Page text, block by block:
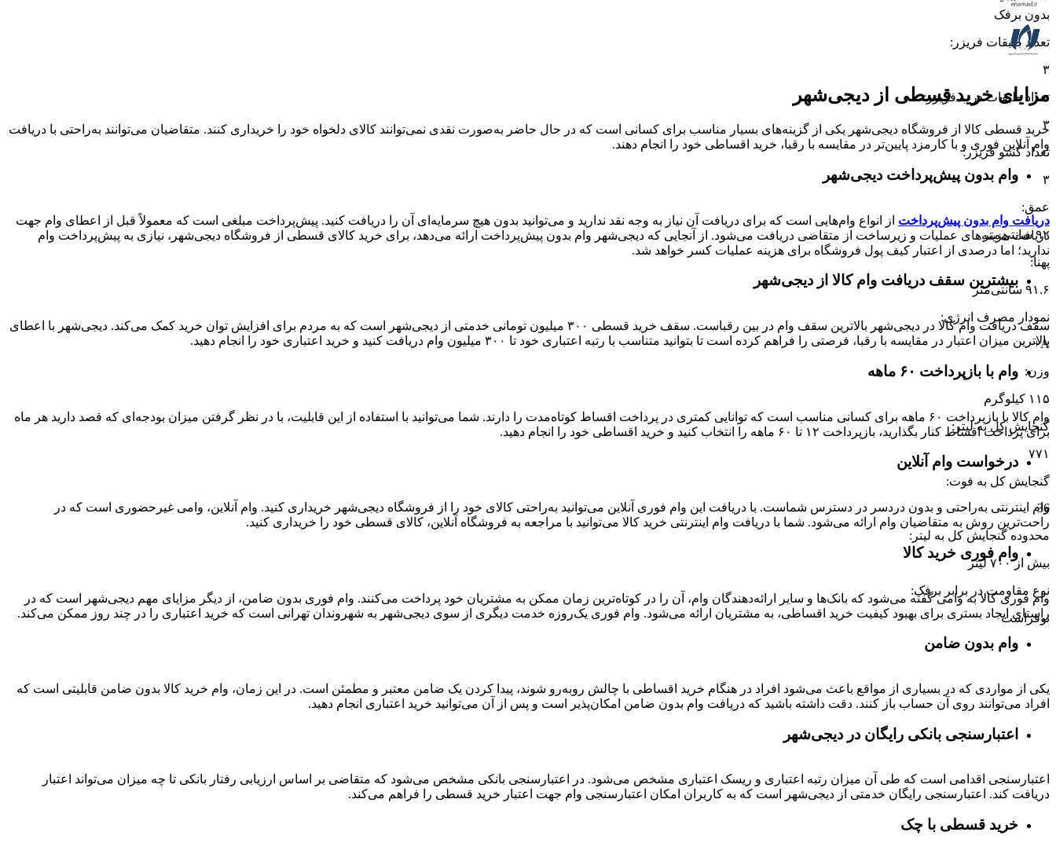
بدون برفک
تعداد طبقات فریزر :
۳
تعداد طبقات درب فریزر:
۳
تعداد کشو فریزر:
۳
عمق:
۹۲ سانتی‌متر
پهنا:
۹۱.۶ سانتی‌متر
نمودار مصرف انرژی:
A+
وزن:
۱۱۵ کیلوگرم
گنجایش کل به لیتر :
۷۷۱
گنجایش کل به فوت:
36
محدوده گنجایش کل به لیتر :
بیش از ۷۰۰ لیتر
نوع مقاومت در برابر برفک:
نوفراست
مزایای خرید قسطی از دیجی‌شهر
خرید قسطی کالا از فروشگاه دیجی‌شهر یکی از گزینه‌های بسیار مناسب برای کسانی است که در حال حاضر به‌صورت نقدی نمی‌توانند کالای دلخواه خود را خریداری کنند. متقاضیان می‌توانند به‌راحتی با دریافت
وام آنلاین فوری و با کارمزد پایین‌تر در مقایسه با رقبا، خرید اقساطی خود را انجام دهند.
وام بدون پیش‌پرداخت‌ دیجی‌شهر
دریافت وام بدون پیش‌پرداخت از انواع وام‌هایی است که برای دریافت آن نیاز به وجه نقد ندارید و می‌توانید بدون هیچ سرمایه‌ای آن را دریافت کنید. پیش‌پرداخت مبلغی است که معمولاً قبل از اعطای وام جهت
دریافت هزینه‌های عملیات و زیرساخت از متقاضی دریافت می‌شود. از آنجایی که دیجی‌شهر وام بدون پیش‌پرداخت ارائه می‌دهد، برای خرید کالای قسطی از فروشگاه دیجی‌شهر، نیازی به پیش‌پرداخت وام
ندارید؛ اما درصدی از اعتبار کیف پول فروشگاه برای هزینه عملیات کسر خواهد شد.
بیشترین سقف دریافت وام کالا از دیجی‌شهر
سقف دریافت وام کالا در دیجی‌شهر بالاترین سقف وام در بین رقباست. سقف خرید قسطی ۳۰۰ میلیون تومانی خدمتی از دیجی‌شهر است که به مردم برای افزایش توان خرید کمک می‌کند. دیجی‌شهر با اعطای
بالاترین میزان اعتبار در مقایسه با رقبا، فرصتی را فراهم کرده است تا بتوانید متناسب با رتبه اعتباری خود تا ۳۰۰ میلیون وام دریافت کنید و خرید اعتباری خود را انجام دهید.
وام با بازپرداخت ۶۰ ماهه
وام کالا با بازپرداخت ۶۰ ماهه برای کسانی مناسب است که توانایی کمتری در پرداخت اقساط کوتاه‌مدت را دارند. شما می‌توانید با استفاده از این قابلیت، با در نظر گرفتن میزان بودجه‌ای که قصد دارید هر ماه
برای پرداخت اقساط کنار بگذارید، بازپرداخت ۱۲ تا ۶۰ ماهه را انتخاب کنید و خرید اقساطی خود را انجام دهید.
درخواست وام آنلاین
وام اینترنتی به‌راحتی و بدون دردسر در دسترس شماست. با دریافت این وام فوری آنلاین می‌توانید به‌راحتی کالای خود را از فروشگاه دیجی‌شهر خریداری کنید. وام آنلاین، وامی غیرحضوری است که در
راحت‌ترین روش به متقاضیان وام ارائه می‌شود. شما با دریافت وام اینترنتی خرید کالا می‌توانید با مراجعه به فروشگاه آنلاین، کالای قسطی خود را خریداری کنید.
وام فوری خرید کالا
وام فوری کالا به وامی گفته می‌شود که بانک‌ها و سایر ارائه‌دهندگان وام، آن را در کوتاه‌ترین زمان ممکن به مشتریان خود پرداخت می‌کنند. وام فوری بدون ضامن، از دیگر مزایای مهم دیجی‌شهر است که در
راستای ایجاد بستری برای بهبود کیفیت خرید اقساطی، به مشتریان ارائه می‌شود. وام فوری یک‌روزه خدمت دیگری از سوی دیجی‌شهر به شهروندان تهرانی است که خرید اعتباری را در چند روز ممکن می‌کند.
وام بدون ضامن
یکی از مواردی که در بسیاری از مواقع باعث می‌شود افراد در هنگام خرید اقساطی با چالش روبه‌رو شوند، پیدا کردن یک ضامن معتبر و مطمئن است. در این زمان، وام خرید کالا بدون ضامن قابلیتی است که
افراد می‌توانند روی آن حساب باز کنند. دقت داشته باشید که دریافت وام بدون ضامن امکان‌پذیر است و پس از آن می‌توانید خرید اعتباری انجام دهید.
اعتبارسنجی بانکی رایگان در دیجی‌شهر
اعتبارسنجی اقدامی است که طی آن میزان رتبه اعتباری و ریسک اعتباری مشخص می‌شود. در اعتبارسنجی بانکی مشخص می‌شود که متقاضی بر اساس ارزیابی رفتار بانکی تا چه میزان می‌تواند اعتبار
دریافت کند. اعتبارسنجی رایگان خدمتی از دیجی‌شهر است که به کاربران امکان اعتبارسنجی وام جهت اعتبار خرید قسطی را فراهم می‌کند.
خرید قسطی با چک